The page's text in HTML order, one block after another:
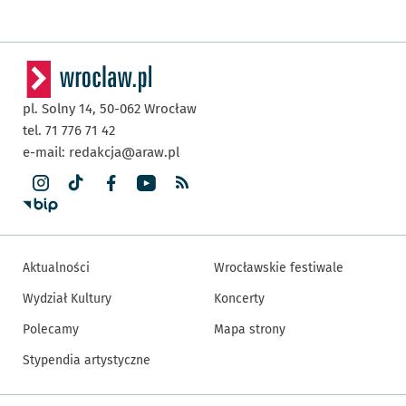
pl. Solny 14, 50-062 Wrocław
tel. 71 776 71 42
e-mail: redakcja@araw.pl
Aktualności
Wydział Kultury
Polecamy
Stypendia artystyczne
Wrocławskie festiwale
Koncerty
Mapa strony